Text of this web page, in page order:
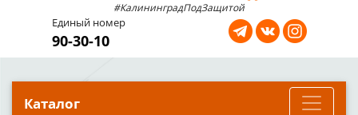
#КалининградПодЗащитой
Единый номер
90-30-10
Каталог